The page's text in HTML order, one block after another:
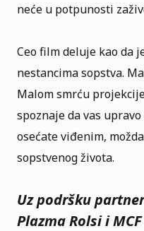
neće u potpunosti
Ceo film deluje kao da
nestancima sopstva.
Malom smrću
spoznaje da vas
osećate viđenim,
sopstvenog života.
Uz podršku
Plazma Rolsi i